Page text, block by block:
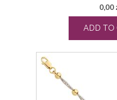
0,00
ADD TO